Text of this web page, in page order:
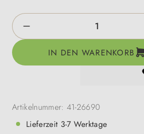
Produkt Anzahl: Gib den
IN DEN WARENKORB
Artikelnummer: 41-26690
Lieferzeit 3-7 Werktage